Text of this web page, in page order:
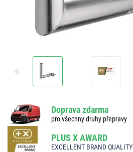
Doprava zdarma
pro všechny druhy přepravy
PLUS X AWARD
EXCELLENT BRAND QUALITY